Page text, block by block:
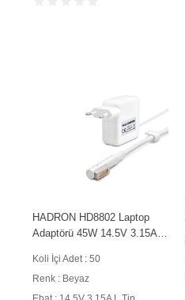
HADRON HD8802 Laptop
Adaptörü 45W 14.5V 3.15A L
Koli İçi Adet : 50
Renk : Beyaz